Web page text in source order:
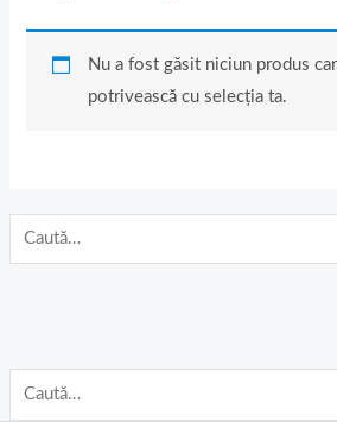
Nu a fost găsit niciun produs
potrivească cu selecția ta.